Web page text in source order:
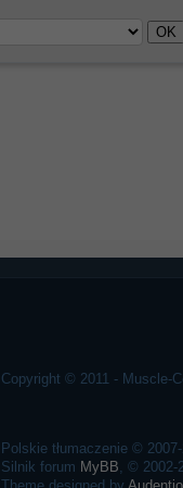
Copyright © 2011 - Muscle-
Polskie tłumaczenie ©
Silnik forum MyBB , ©